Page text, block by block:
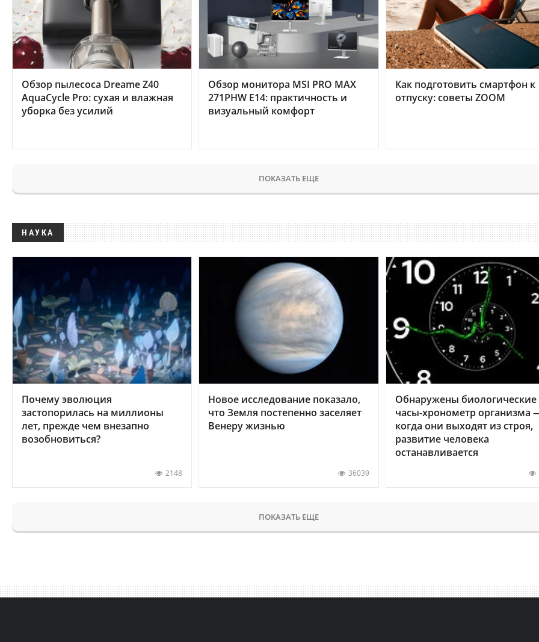
Обзор пылесоса Dreame Z40
AquaCycle Pro: сухая и влажная
уборка без усилий
Обзор монитора MSI PRO MAX
271PHW E14: практичность и
визуальный комфорт
Как подготовить смартфон к
отпуску: советы ZOOM
ПОКАЗАТЬ ЕЩЕ
НАУКА
Почему эволюция
застопорилась на миллионы
лет, прежде чем внезапно
возобновиться?
2148
Новое исследование показало,
что Земля постепенно заселяет
Венеру жизнью
36039
Обнаружены биологические
часы-хронометр организма
когда они выходят из строя,
развитие человека
останавливается
ПОКАЗАТЬ ЕЩЕ